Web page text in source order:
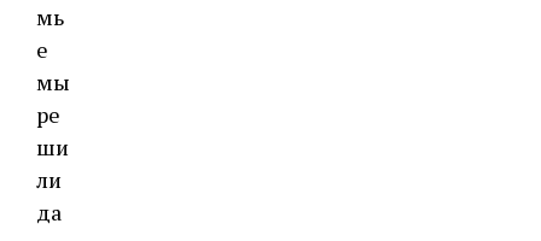
мь
е
мы
ре
ши
ли
да